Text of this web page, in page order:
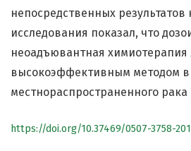
непосредственных результатов
исследования показал, что
неоадъювантная химиотерапия
высокоэффективным методом в
местнораспространенного
https://doi.org/10.37469/0507-3758-